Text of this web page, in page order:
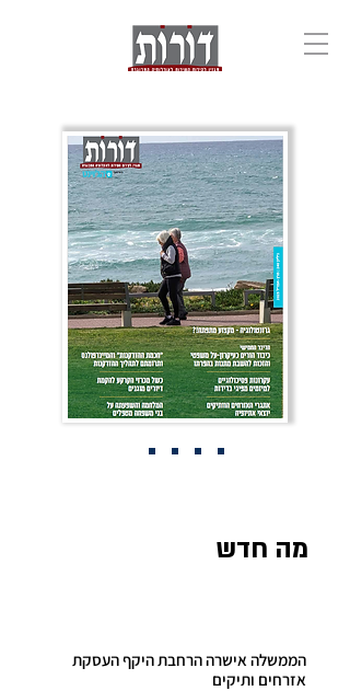
מה חדש
הממשלה אישרה הרחבת היקף העסקת
אזרחים ותיקים